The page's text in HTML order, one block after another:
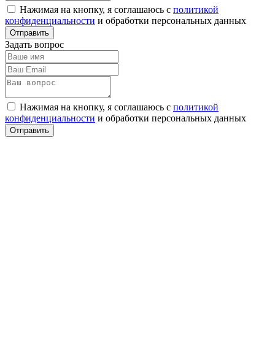
Нажимая на кнопку, я соглашаюсь с политикой
конфиденциальности и обработки персональных данных
Задать вопрос
Нажимая на кнопку, я соглашаюсь с политикой
конфиденциальности и обработки персональных данных